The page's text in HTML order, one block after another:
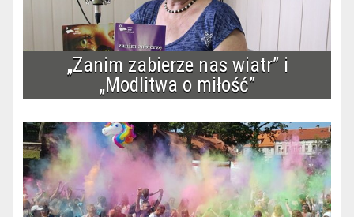
„Zanim zabierze nas wiatr” i
„Modlitwa o miłość”